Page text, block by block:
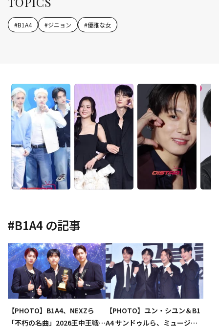
#B1A4 #ジニョン #優雅な女
#B1A4 の記事
【PHOTO】B1A4、NEXZら
「不朽の名曲」2026王中王戦の
【PHOTO】ユン・シユン＆B1
A4 サンドゥルら、ミュージカ